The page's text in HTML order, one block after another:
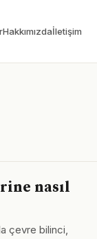
Hakkımızdaİletişim
nasıl
çevre bilinci,